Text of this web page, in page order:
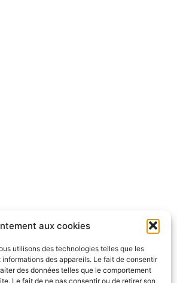
aux cookies
utilisons des technologies telles que les
des appareils. Le fait de consentir
des données telles que le comportement
Le fait de ne pas consentir ou de retirer son